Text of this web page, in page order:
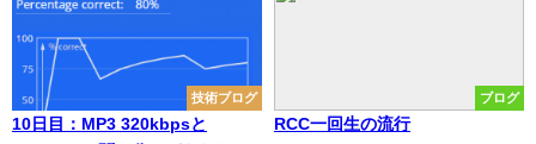
技術ブログ
10日目：MP3 320kbpsと
ブログ
RCC一回生の流行